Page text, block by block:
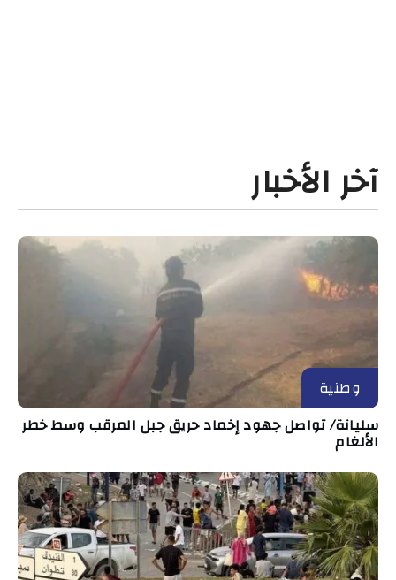
آخر الأخبار
وطنية
سليانة/ تواصل جهود إخماد حريق جبل المرقب وسط خطر
الألغام